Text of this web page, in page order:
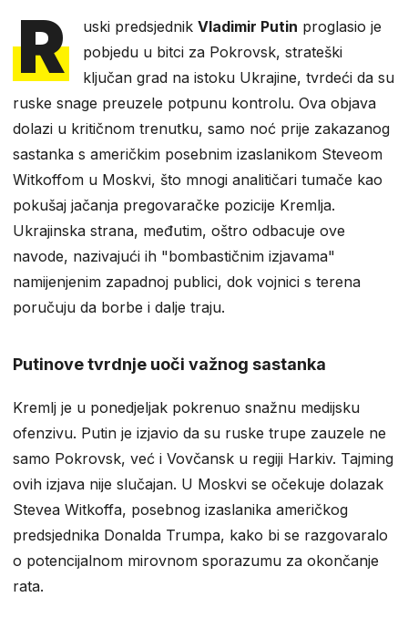
R uski predsjednikVladimir Putin proglasio je
pobjedu u bitci za Pokrovsk, strateški
ključan grad na istoku Ukrajine, tvrdeći da su
ruske snage preuzele potpunu kontrolu. Ova objava
dolazi u kritičnom trenutku, samo noć prije zakazanog
sastanka s američkim posebnim izaslanikom Steveom
Witkoffom u Moskvi, što mnogi analitičari tumače kao
pokušaj jačanja pregovaračke pozicije Kremlja.
Ukrajinska strana, međutim, oštro odbacuje ove
navode, nazivajući ih "bombastičnim izjavama"
namijenjenim zapadnoj publici, dok vojnici s terena
poručuju da borbe i dalje traju.
Putinove tvrdnje uoči važnog sastanka
Kremlj je u ponedjeljak pokrenuo snažnu medijsku
ofenzivu. Putin je izjavio da su ruske trupe zauzele ne
samo Pokrovsk, već i Vovčansk u regiji Harkiv. Tajming
ovih izjava nije slučajan. U Moskvi se očekuje dolazak
Stevea Witkoffa, posebnog izaslanika američkog
predsjednika Donalda Trumpa, kako bi se razgovaralo
o potencijalnom mirovnom sporazumu za okončanje
rata.